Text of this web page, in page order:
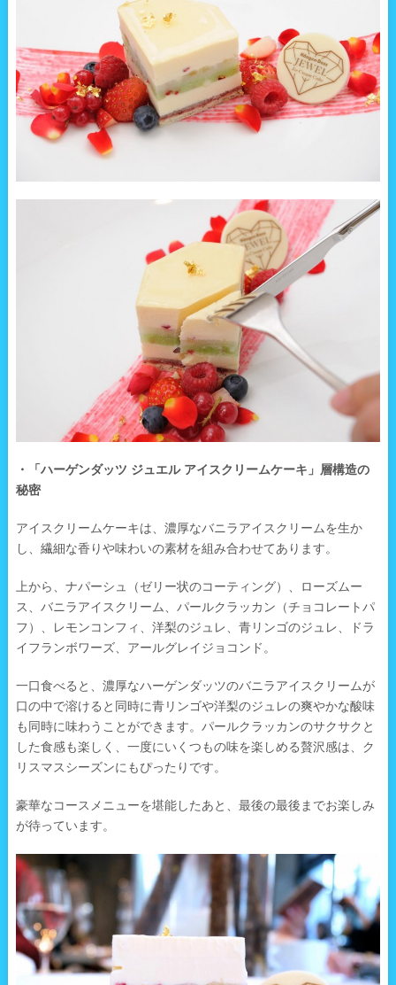
・「ハーゲンダッツ ジュエル アイスクリームケーキ」層構造の
秘密
アイスクリームケーキは、濃厚なバニラアイスクリームを生か
し、繊細な香りや味わいの素材を組み合わせてあります。
上から、ナパーシュ（ゼリー状のコーティング）、ローズムー
ス、バニラアイスクリーム、パールクラッカン（チョコレートパ
フ）、レモンコンフィ、洋梨のジュレ、青リンゴのジュレ、ドラ
イフランボワーズ、アールグレイジョコンド。
一口食べると、濃厚なハーゲンダッツのバニラアイスクリームが
口の中で溶けると同時に青リンゴや洋梨のジュレの爽やかな酸味
も同時に味わうことができます。パールクラッカンのサクサクと
した食感も楽しく、一度にいくつもの味を楽しめる贅沢感は、ク
リスマスシーズンにもぴったりです。
豪華なコースメニューを堪能したあと、最後の最後までお楽しみ
が待っています。